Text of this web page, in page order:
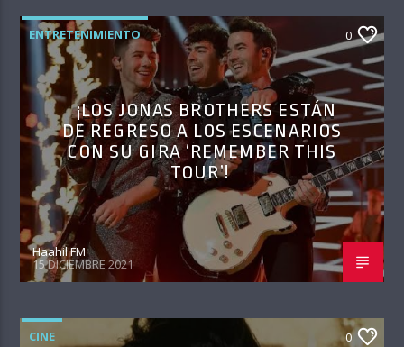
ENTRETENIMIENTO 0
¡LOS JONAS BROTHERS ESTÁN
DE REGRESO A LOS ESCENARIOS
CON SU GIRA ‘REMEMBER THIS
TOUR’!
Haahil FM
15 DICIEMBRE 2021
CINE 0